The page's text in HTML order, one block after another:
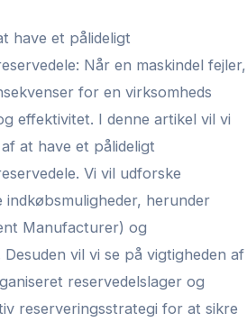
have et pålideligt
Når en maskindel fejler,
for en virksomheds
effektivitet. I denne artikel vil vi
at have et pålideligt
Vi vil udforske
herunder
Manufacturer) og
vil vi se på vigtigheden af
reservedelslager og
reserveringsstrategi for at sikre